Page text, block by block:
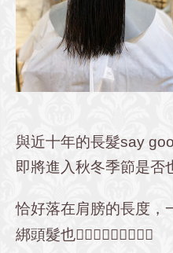
與近十年的長髮say
即將進入秋冬季節是否
恰好落在肩膀的長度，
綁頭髮也🙆🏻‍♀️🙆🏻‍♀️🙆🏻‍♀️